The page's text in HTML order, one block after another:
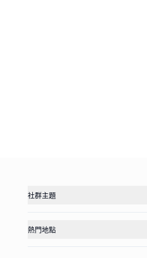
社群主題
熱門地點